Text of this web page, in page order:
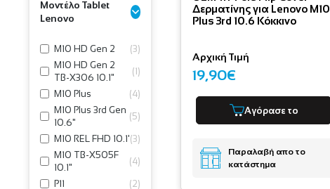
Μοντέλο Tablet
Lenovo
M10 HD Gen 2 (3)
M10 HD Gen 2
TB-X306 10.1"
(1)
M10 Plus (4)
M10 Plus 3rd Gen
10.6"
(5)
M10 REL FHD 10.1'(3)
M10 TB-X505F
10.1"
(4)
P11 (2)
Δερματίνης για Lenovo M10
Plus 3rd 10.6 Κόκκινο
Αρχική Τιμή
19,90€
Αγόρασε το
Παραλαβή απο το
κατάστημα